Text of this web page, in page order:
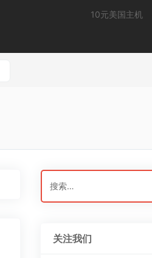
10元美国主机
搜
索：
关注我们